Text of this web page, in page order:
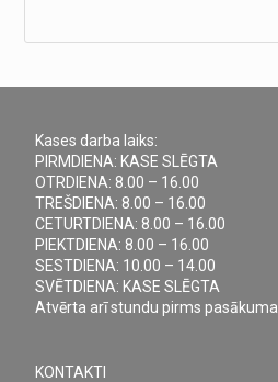
Kases darba laiks:
PIRMDIENA: KASE SLĒGTA
OTRDIENA: 8.00 – 16.00
TREŠDIENA: 8.00 – 16.00
CETURTDIENA: 8.00 – 16.00
PIEKTDIENA: 8.00 – 16.00
SESTDIENA: 10.00 – 14.00
SVĒTDIENA: KASE SLĒGTA
Atvērta arī stundu pirms pasākuma.
KONTAKTI